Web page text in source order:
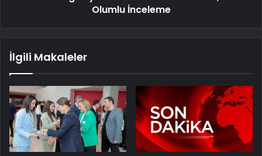
Olumlu İnceleme
İlgili Makaleler